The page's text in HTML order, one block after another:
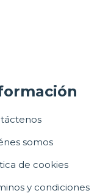
somos
de cookies
y condiciones